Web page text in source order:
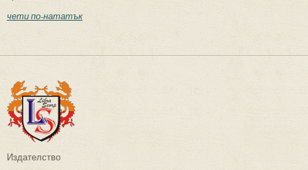
чети по-нататък
Издателство